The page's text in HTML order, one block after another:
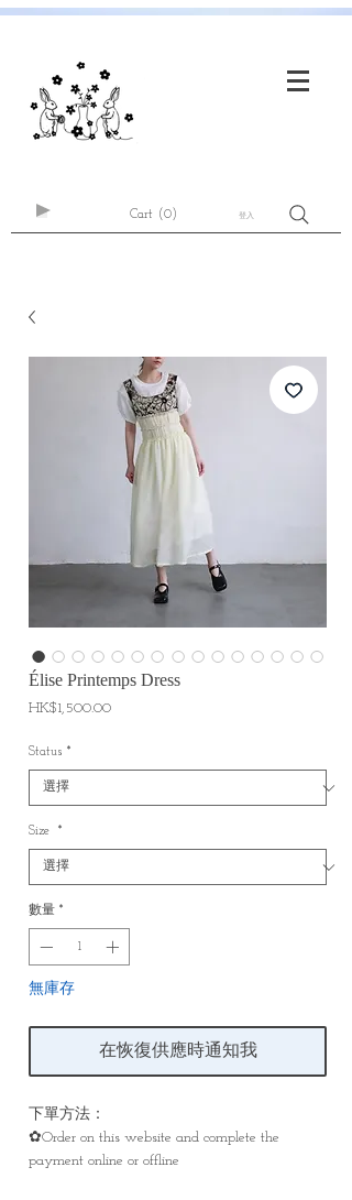
Cart (0) 登入
Élise Printemps Dress
HK$1,500.00價
Status *
Size *
數量 *
無庫存
在恢復供應時通知我
下單方法：
✿Order on this website and complete the
payment online or offline